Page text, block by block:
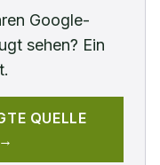
Google-
sehen? Ein
QUELLE